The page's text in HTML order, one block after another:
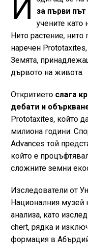
И
за първи
учените
Нито растение, нито
наречен
Земята,
дървото на живота.
Откритиетослага
дебати и
Prototaxites, който
милиона години.
Advances той
който е
сложните земни
Изследователи от
Националния музей
анализа, като
chert, рядка и
формация в